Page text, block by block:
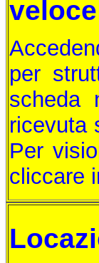
per
scheda
ricevuta
Per
cliccare